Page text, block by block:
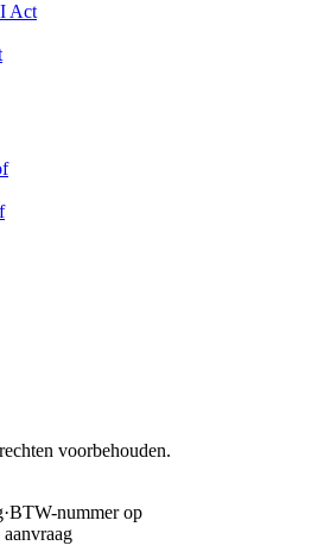
Act
voorbehouden.
·BTW-nummer op